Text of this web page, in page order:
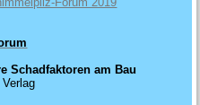
Schadfaktoren am Bau